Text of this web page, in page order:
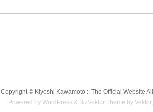
Copyright © Kiyoshi Kawamoto :: The Official Website
Powered by WordPress & BizVektor Theme by